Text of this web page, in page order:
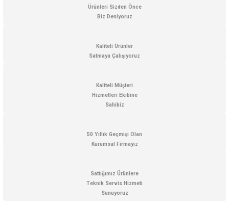
Ürünleri Sizden Önce
Biz Deniyoruz
Kaliteli Ürünler
Satmaya Çalışıyoruz
Kaliteli Müşteri
Hizmetleri Ekibine
Sahibiz
50 Yıllık Geçmişi Olan
Kurumsal Firmayız
Sattığımız Ürünlere
Teknik Servis Hizmeti
Sunuyoruz